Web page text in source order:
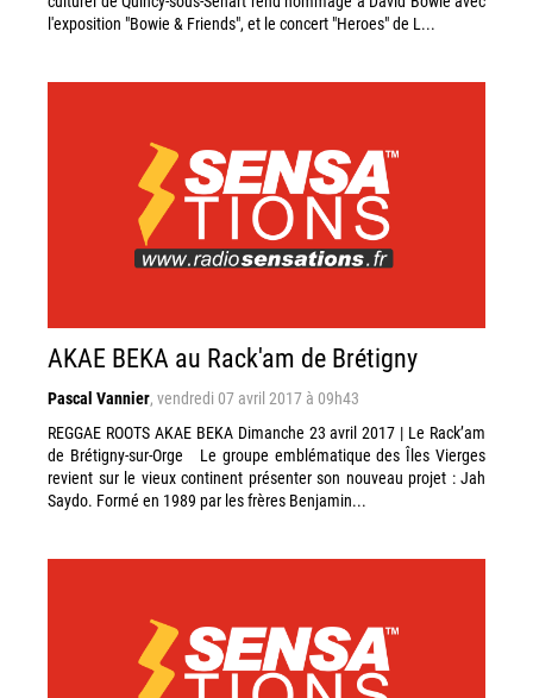
l'exposition "Bowie & Friends", et le concert "Heroes" de L...
AKAE BEKA au Rack'am de Brétigny
Pascal Vannier, vendredi 07 avril 2017 à 09h43
REGGAE ROOTS AKAE BEKA Dimanche 23 avril 2017 | Le Rack’am
de Brétigny-sur-Orge Le groupe emblématique des Îles Vierges
revient sur le vieux continent présenter son nouveau projet : Jah
Saydo. Formé en 1989 par les frères Benjamin...